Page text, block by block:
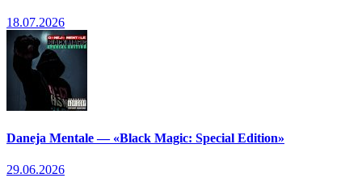
18.07.2026
Daneja Mentale — «Black Magic: Special Edition»
29.06.2026